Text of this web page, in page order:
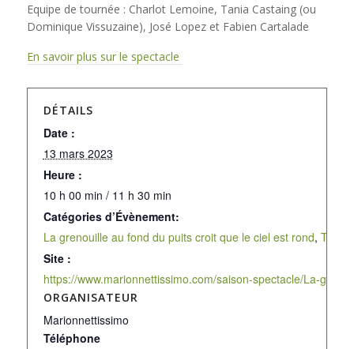
Equipe de tournée : Charlot Lemoine, Tania Castaing (ou
Dominique Vissuzaine), José Lopez et Fabien Cartalade
En savoir plus sur le spectacle
DÉTAILS
Date :
13 mars 2023
Heure :
10 h 00 min / 11 h 30 min
Catégories d’Évènement:
La grenouille au fond du puits croit que le ciel est rond,
Site :
https://www.marionnettissimo.com/saison-spectacle/La-
ORGANISATEUR
Marionnettissimo
Téléphone